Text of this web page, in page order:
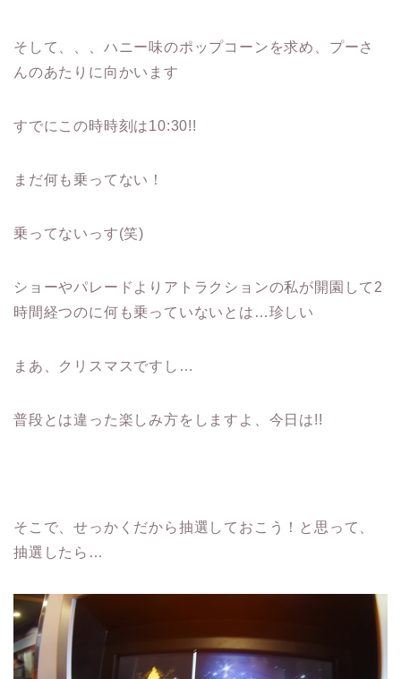
そして、、、ハニー味のポップコーンを求め、プーさ
んのあたりに向かいます
すでにこの時時刻は10:30!!
まだ何も乗ってない！
乗ってないっす(笑)
ショーやパレードよりアトラクションの私が開園して2
時間経つのに何も乗っていないとは…珍しい
まあ、クリスマスですし…
普段とは違った楽しみ方をしますよ、今日は!!
そこで、せっかくだから抽選しておこう！と思って、
抽選したら…